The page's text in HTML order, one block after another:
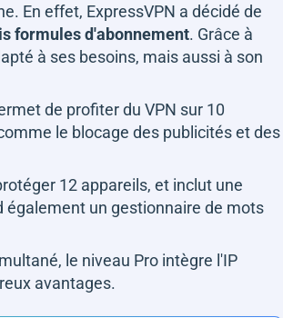
En effet, ExpressVPN a décidé de
formules d'abonnement. Grâce à
à ses besoins, mais aussi à son
de profiter du VPN sur 10
le blocage des publicités et des
12 appareils, et inclut une
également un gestionnaire de mots
le niveau Pro intègre l'IP
avantages.